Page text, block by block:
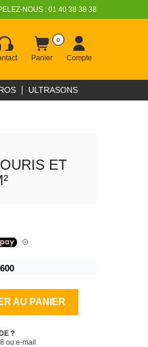
NOUS : 01 40 38 38 38
Panier
0
Compte
ULTRASONS
ET
AU PANIER
?
ou e-mail